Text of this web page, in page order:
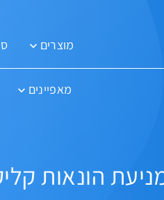
מוצרים
מאפיינים
הונאות